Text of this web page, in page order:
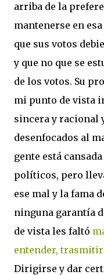
arriba de la
mantenerse en
que sus votos
y que no que se
de los votos. Su
mi punto de vista
sincera y racional
desenfocados al
gente está
políticos, pero
ese mal y la fama
ninguna garantía
de vista les faltó
entender,
Dirigirse y dar